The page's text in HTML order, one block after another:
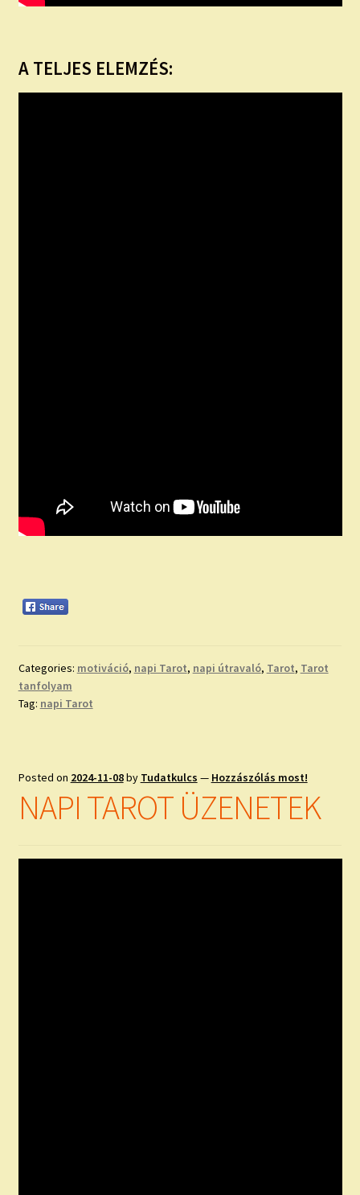
A TELJES ELEMZÉS:
Categories: motiváció, napi Tarot, napi útravaló, Tarot, Tarot
tanfolyam
Tag: napi Tarot
Posted on 2024-11-08by Tudatkulcs — Hozzászólás most!
NAPI TAROT ÜZENETEK